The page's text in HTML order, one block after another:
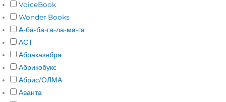
VoiceBook
Wonder Books
А-ба-ба-га-ла-ма-га
АСТ
Абраказябра
Абрикобукс
Абрис/ОЛМА
Аванта